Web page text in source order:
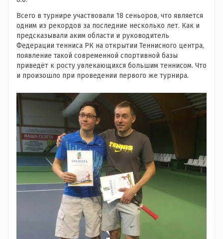
Всего в турнире участвовали 18 сеньоров, что является
одним из рекордов за последние несколько лет. Как и
предсказывали аким области и руководитель
Федерации тенниса РК на открытии Теннисного центра,
появление такой современной спортивной базы
приведёт к росту увлекающихся большим теннисом. Что
и произошло при проведении первого же турнира.